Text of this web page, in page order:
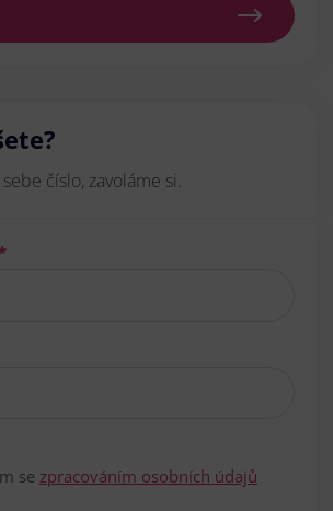
číslo, zavoláme si.
*
se zpracováním osobních údajů